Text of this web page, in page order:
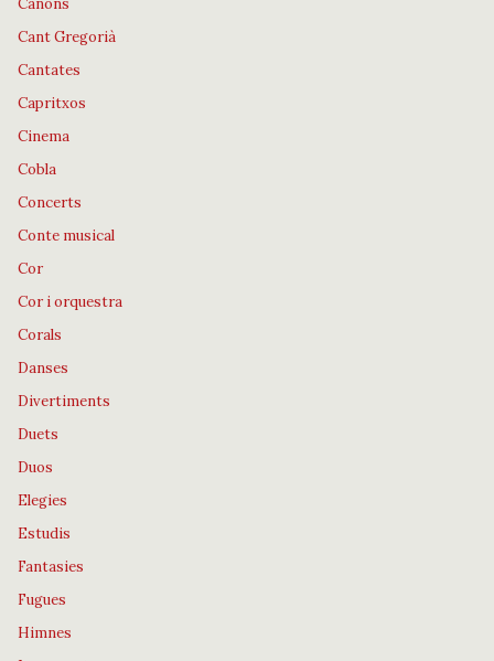
Cànons
Cant Gregorià
Cantates
Capritxos
Cinema
Cobla
Concerts
Conte musical
Cor
Cor i orquestra
Corals
Danses
Divertiments
Duets
Duos
Elegies
Estudis
Fantasies
Fugues
Himnes